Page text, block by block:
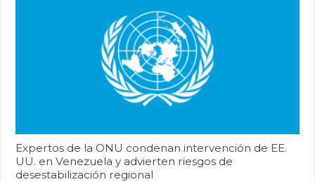
Expertos de la ONU condenan intervención de EE.
UU. en Venezuela y advierten riesgos de
desestabilización regional